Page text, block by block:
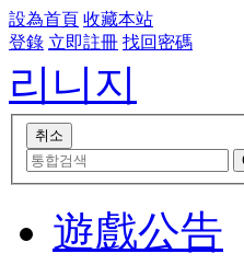
設為首頁 收藏本站
登錄 立即註冊 找回密碼
리니지
遊戲公告